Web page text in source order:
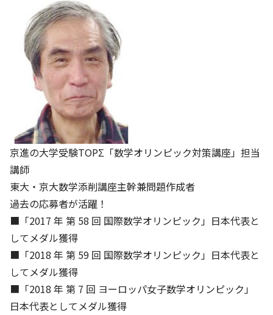
京進の大学受験TOPΣ「数学オリンピック対策講座」担当
講師
東大・京大数学添削講座主幹兼問題作成者
過去の応募者が活躍！
■「2017 年 第 58 回 国際数学オリンピック」日本代表と
してメダル獲得
■「2018 年 第 59 回 国際数学オリンピック」日本代表と
してメダル獲得
■「2018 年 第 7 回 ヨーロッパ女子数学オリンピック」
日本代表としてメダル獲得